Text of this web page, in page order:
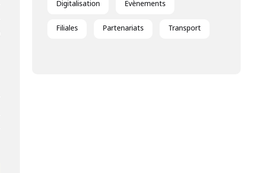
Digitalisation Evènements
Filiales Partenariats Transport